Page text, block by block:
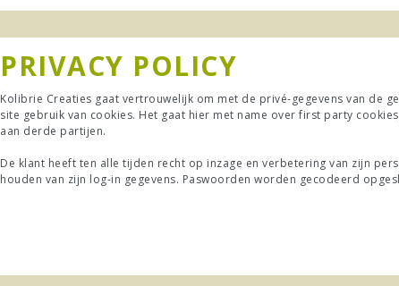
PRIVACY POLICY
Kolibrie Creaties gaat vertrouwelijk om met de privé-gegevens van de
site gebruik van cookies. Het gaat hier met name over first party
aan derde partijen.
De klant heeft ten alle tijden recht op inzage en verbetering van zijn
houden van zijn log-in gegevens. Paswoorden worden gecodeerd